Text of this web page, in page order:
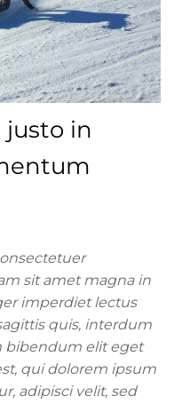
justo in
sit amet magna in
imperdiet lectus
quis, interdum
bibendum elit eget
qui dolorem ipsum
adipisci velit, sed